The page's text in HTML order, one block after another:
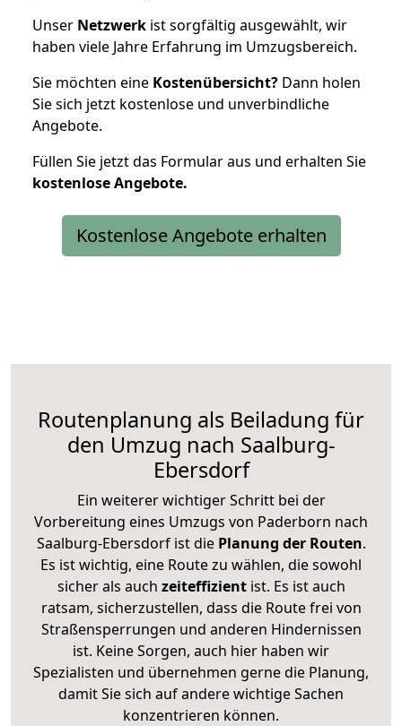
Unser Netzwerk ist sorgfältig ausgewählt, wir
haben viele Jahre Erfahrung im Umzugsbereich.
Sie möchten eine Kostenübersicht? Dann holen
Sie sich jetzt kostenlose und unverbindliche
Angebote.
Füllen Sie jetzt das Formular aus und erhalten Sie
kostenloseAngebote.
Kostenlose Angebote erhalten
Routenplanung als Beiladung für
den Umzug nach Saalburg-
Ebersdorf
Ein weiterer wichtiger Schritt bei der
Vorbereitung eines Umzugs von Paderborn nach
Saalburg-Ebersdorf ist diePlanung der Routen.
Es ist wichtig, eine Route zu wählen, die sowohl
sicher als auch zeiteffizientist. Es ist auch
ratsam, sicherzustellen, dass die Route frei von
Straßensperrungen und anderen Hindernissen
ist. Keine Sorgen, auch hier haben wir
Spezialisten und übernehmen gerne die Planung,
damit Sie sich auf andere wichtige Sachen
konzentrieren können.